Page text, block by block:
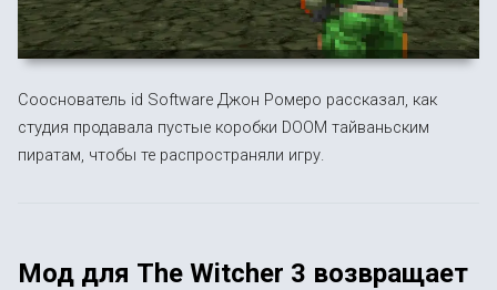
Сооснователь id Software Джон Ромеро рассказал, как
студия продавала пустые коробки DOOM тайваньским
пиратам, чтобы те распространяли игру.
Мод для The Witcher 3 возвращает